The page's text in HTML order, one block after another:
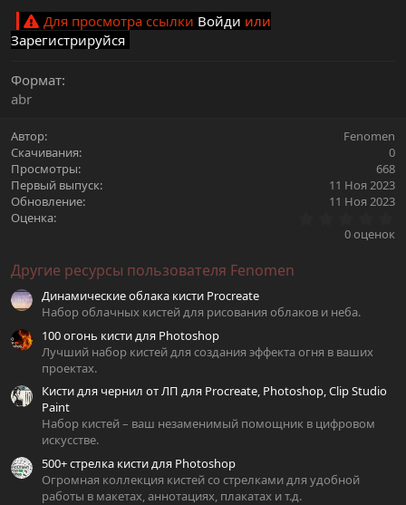
Для просмотра ссылки Войди или
Зарегистрируйся
Формат
abr
Автор
Fenomen
Скачивания
0
Просмотры
668
Первый выпуск
11 Ноя 2023
Обновление
11 Ноя 2023
Оценка
0
0 оценок
Другие ресурсы пользователя Fenomen
Динамические облака кисти Procreate
Набор облачных кистей для рисования облаков и неба.
100 огонь кисти для Photoshop
Лучший набор кистей для создания эффекта огня в ваших
проектах.
Кисти для чернил от ЛП для Procreate, Photoshop, Clip Studio
Paint
Набор кистей – ваш незаменимый помощник в цифровом
искусстве.
500+ стрелка кисти для Photoshop
Огромная коллекция кистей со стрелками для удобной
работы в макетах, аннотациях, плакатах и т.д.